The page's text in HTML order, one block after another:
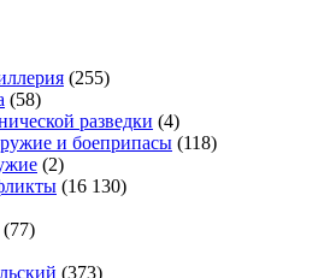
(255)
(58)
разведки (4)
и боеприпасы (118)
(2)
(16 130)
(77)
(373)